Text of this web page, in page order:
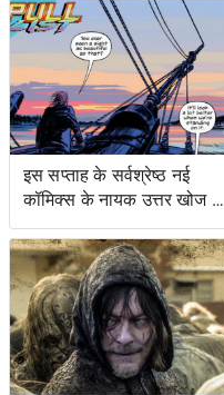
इस सप्ताह के सर्वश्रेष्ठ नई
कॉमिक्स के नायक उत्तर खोज रहे
हैं ... और प्रतिशोध समुद्र पर